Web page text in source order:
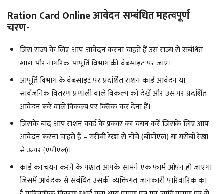
Ration Card Online आवेदन सम्बंधित महत्वपूर्ण
चरण-
जिस राज्य के लिए आप आवेदन करना चाहते हैं उस राज्य से संबंधित
खाद्य और नागरिक आपूर्ति विभाग की वेबसाइट पर जाएं।
आपूर्ति विभाग के वेबसाइट पर प्रदर्शित राशन कार्ड आवेदन या
सार्वजनिक वितरण प्रणाली वाले विकल्प को देखें और उस पर प्रदर्शित
आवेदन करें वाले विकल्प पर क्लिक कर देना हैं।
जिसके बाद आप राशन कार्ड के प्रकार का चयन करें जिसके लिए आप
आवेदन करना चाहते हैं – गरीबी रेखा से नीचे (बीपीएल) या गरीबी रेखा
से ऊपर (एपीएल)।
कार्ड का चयन करने के पश्चात आपके सामने एक फार्म ओपन हो जाएगा
जिसमें आवेदक से संबंधित उसकी व्यक्तिगत जानकारी पारिवारिक का